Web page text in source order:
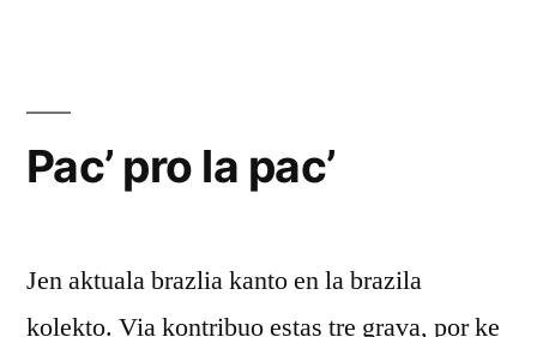
Pac’ pro la pac’
Jen aktuala brazlia kanto en la brazila
kolekto. Via kontribuo estas tre grava, por ke